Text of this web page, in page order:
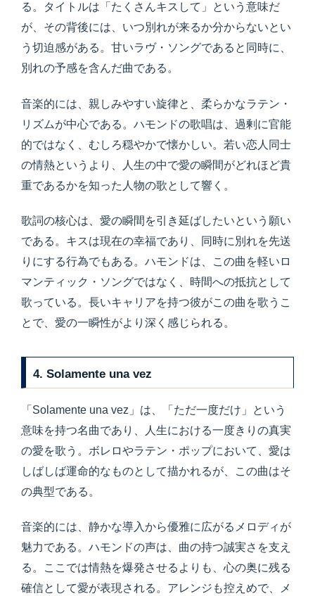
る。タイトルは「たくさんキスして」という意味だ
が、その背後には、いつ別れが来るか分からないとい
う切迫感がある。甘いラヴ・ソングであると同時に、
別れの予感を含んだ曲である。
音楽的には、親しみやすい旋律と、柔らかなラテン・
リズムが中心である。ハモンドの歌唱は、過剰に官能
的ではなく、むしろ穏やかで懐かしい。若い恋人同士
の情熱というより、人生の中で愛の瞬間がどれほど貴
重であるかを知った人物の歌として響く。
歌詞の核心は、愛の瞬間を引き延ばしたいという願い
である。キスは現在の幸福であり、同時に別れを先送
りにする行為でもある。ハモンドは、この曲を軽いロ
マンティック・ソングではなく、時間への抵抗として
歌っている。長いキャリアを持つ彼がこの曲を歌うこ
とで、愛の一瞬性がより深く感じられる。
4. Solamente una vez
「Solamente una vez」は、「ただ一度だけ」という
意味を持つ名曲であり、人生における一度きりの真実
の愛を歌う。ボレロやラテン・ポップにおいて、愛は
しばしば運命的なものとして描かれるが、この曲はそ
の典型である。
音楽的には、静かな導入から優雅に広がるメロディが
魅力である。ハモンドの声は、曲の持つ誠実さを支え
る。ここでは情熱を爆発させるよりも、心の奥に残る
確信として愛が表現される。アレンジも控えめで、メ